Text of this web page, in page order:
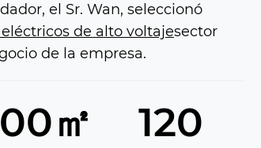
el Sr. Wan, seleccionó
de alto voltajesector
de la empresa.
㎡ 120